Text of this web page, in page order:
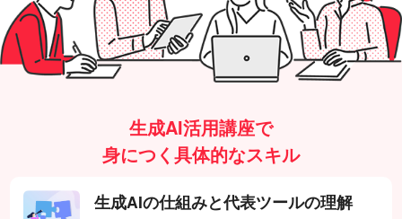
生成AI活用講座で
身につく具体的なスキル
生成AIの仕組みと代表ツールの理解